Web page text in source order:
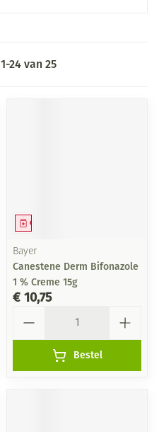
1-24van 25
Geneesmiddel
Bayer
Canestene Derm Bifonazole
1 % Creme 15g
€ 10,75
Bestel